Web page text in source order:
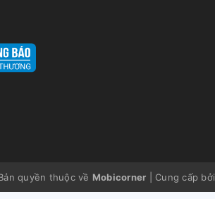
với bàn phím nhưng được trang
quyền thuộc về Mobicorner Cung cấp bởi